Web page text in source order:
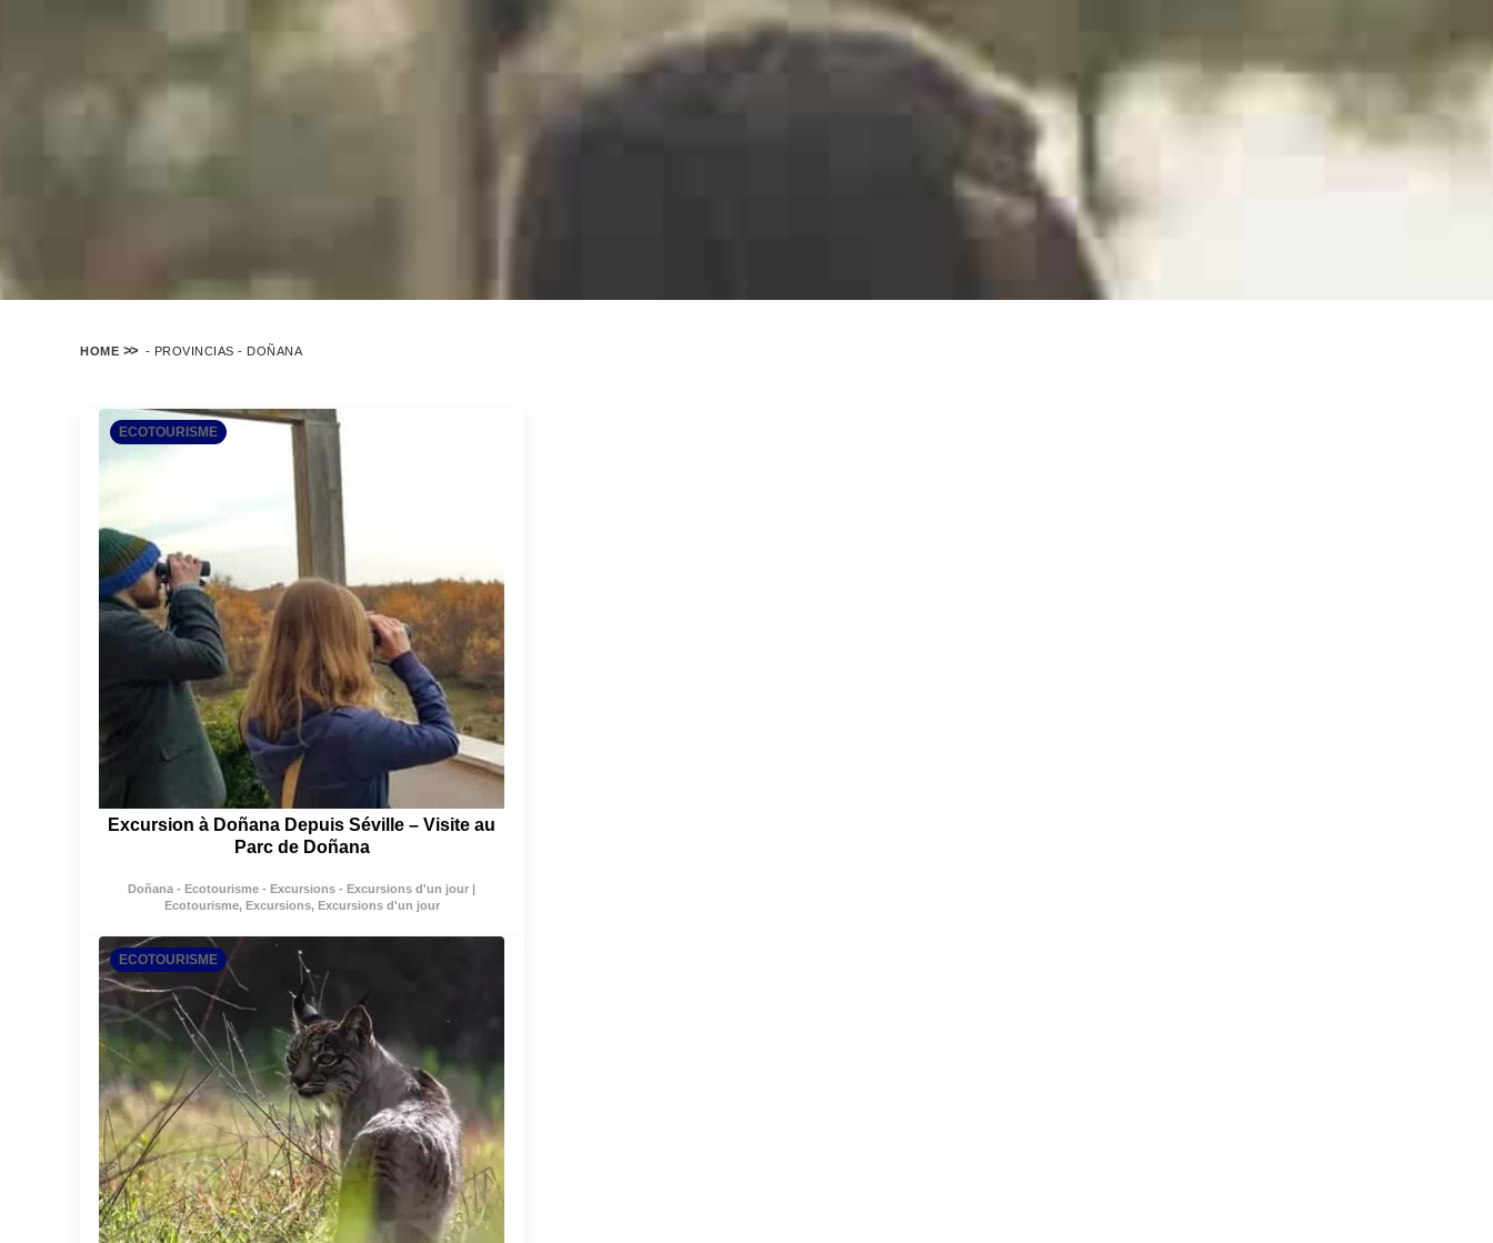
HOME - PROVINCIAS - DOÑANA
ECOTOURISME
Excursion à Doñana Depuis Séville – Visite au
Parc de Doñana
Doñana - Ecotourisme - Excursions - Excursions d'un jour |
Ecotourisme, Excursions, Excursions d'un jour
ECOTOURISME